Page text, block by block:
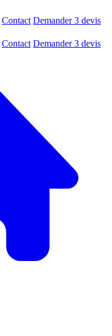
Contact Demander 3 devis
Contact Demander 3 devis